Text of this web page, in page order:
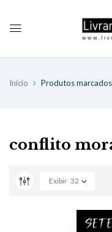
Início Produtos
conflito
Exibir 32